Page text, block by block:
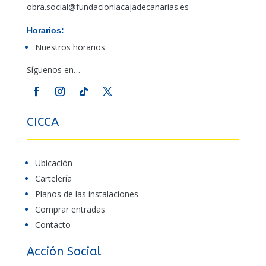
obra.social@fundacionlacajadecanarias.es
Horarios:
Nuestros horarios
Síguenos en…
CICCA
Ubicación
Cartelería
Planos de las instalaciones
Comprar entradas
Contacto
Acción Social